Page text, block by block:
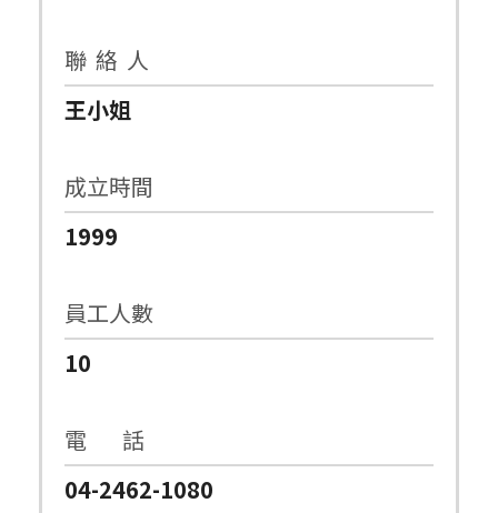
聯 絡 人
王小姐
成立時間
1999
員工人數
10
電 話
04-2462-1080